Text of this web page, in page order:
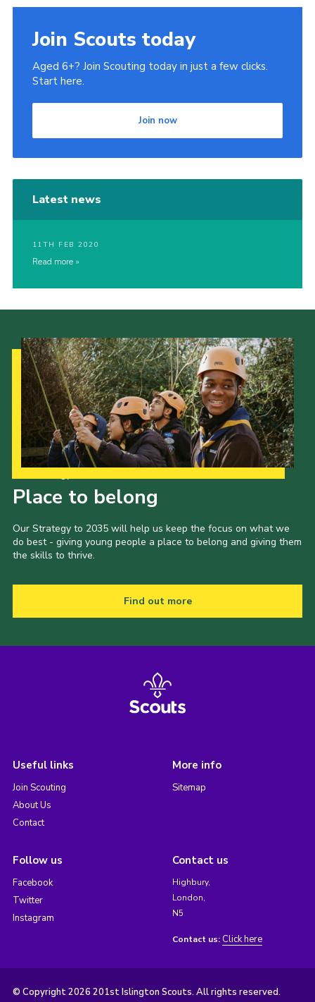
Join Scouts today
Aged 6+? Join Scouting today in just a few clicks.
Start here.
Join now
Latest news
11TH FEB 2020
Read more
Place to belong
Our Strategy to 2035 will help us keep the focus on what we
do best - giving young people a place to belong and giving them
the skills to thrive.
Find out more
Useful links
Join Scouting
About Us
Contact
More info
Sitemap
Follow us
Facebook
Twitter
Instagram
Contact us
Highbury,
London,
N5
Contact us: Click here
© Copyright 2026 201st Islington Scouts. All rights reserved.